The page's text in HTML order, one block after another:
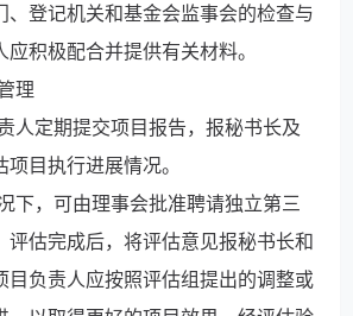
、登记机关和基金会监事会的检查与
积极配合并提供有关材料。
理
人定期提交项目报告，报秘书长及
目执行进展情况。
下，可由理事会批准聘请独立第三
评估完成后，将评估意见报秘书长和
目负责人应按照评估组提出的调整或